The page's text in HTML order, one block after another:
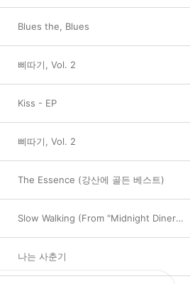
Blues the, Blues
삐따기, Vol. 2
Kiss - EP
삐따기, Vol. 2
The Essence (강산에 골든 베스트)
Slow Walking (From "Midnight Diner [Original Television Soundtrack], Pt. 4") - Single
나는 사춘기